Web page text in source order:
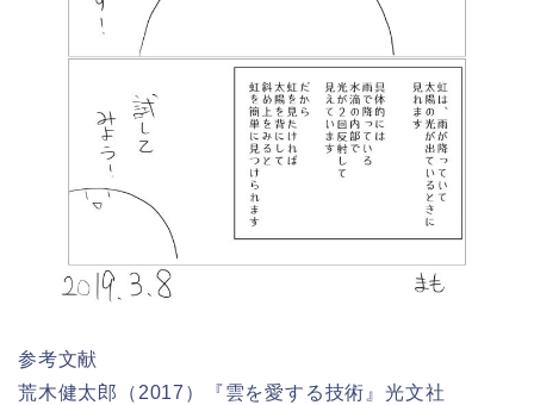
参考文献
荒木健太郎（2017）『雲を愛する技術』光文社